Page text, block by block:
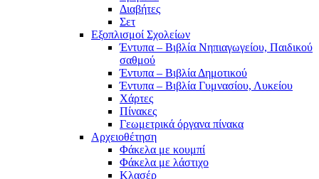
Διαβήτες
Σετ
Εξοπλισμοί Σχολείων
Έντυπα – Βιβλία Νηπιαγωγείου, Παιδικού
σαθμού
Έντυπα – Βιβλία Δημοτικού
Έντυπα – Βιβλία Γυμνασίου, Λυκείου
Χάρτες
Πίνακες
Γεωμετρικά όργανα πίνακα
Αρχειοθέτηση
Φάκελα με κουμπί
Φάκελα με λάστιχο
Κλασέρ